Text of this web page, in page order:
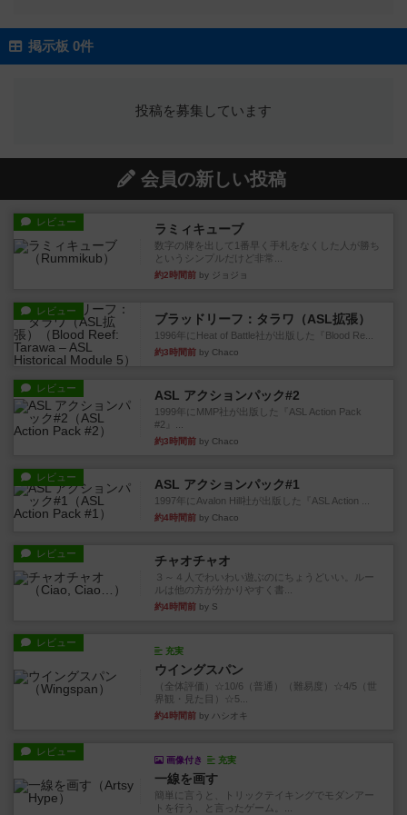
掲示板 0件
投稿を募集しています
会員の新しい投稿
レビュー ラミィキューブ
数字の牌を出して1番早く手札をなくした人が勝ち
というシンプルだけど非常...
約2時間前 by ジョジョ
レビュー
ブラッドリーフ：タラワ（ASL拡張）
1996年にHeat of Battle社が出版した『Blood Re...
約3時間前 by Chaco
レビュー ASL アクションパック#2
1999年にMMP社が出版した『ASL Action Pack
#2』...
約3時間前 by Chaco
レビュー ASL アクションパック#1
1997年にAvalon Hill社が出版した『ASL Action ...
約4時間前 by Chaco
レビュー チャオチャオ
３～４人でわいわい遊ぶのにちょうどいい。ルー
ルは他の方が分かりやすく書...
約4時間前 by S
レビュー
充実
ウイングスパン
（全体評価）☆10/6（普通）（難易度）☆4/5（世
界観・見た目）☆5...
約4時間前 by ハシオキ
レビュー
画像付き 充実
一線を画す
簡単に言うと、トリックテイキングでモダンアー
トを行う、と言ったゲーム。...